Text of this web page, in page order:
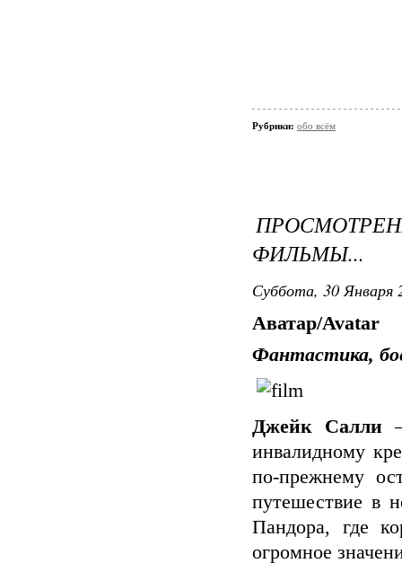
Рубрики: обо всём
ФИЛЬМЫ...
Суббота, 30 Января
Аватар/Avatar
Фантастика,
Джейк Салли
инвалидному
по-прежнему
путешествие в
Пандора, где
огромное